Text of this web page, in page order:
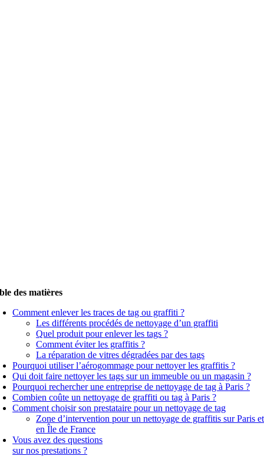
des matières
Comment enlever les traces de tag ou graffiti ?
Les différents procédés de nettoyage d’un graffiti
Quel produit pour enlever les tags ?
Comment éviter les graffitis ?
La réparation de vitres dégradées par des tags
Pourquoi utiliser l’aérogommage pour nettoyer les graffitis ?
Qui doit faire nettoyer les tags sur un immeuble ou un magasin ?
Pourquoi rechercher une entreprise de nettoyage de tag à Paris ?
Combien coûte un nettoyage de graffiti ou tag à Paris ?
Comment choisir son prestataire pour un nettoyage de tag
Zone d’intervention pour un nettoyage de graffitis sur Paris et
en Île de France
Vous avez des questions
sur nos prestations ?